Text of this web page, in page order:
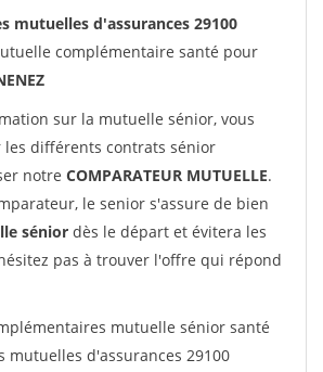
mutuelles d'assurances 29100
complémentaire santé pour
sur la mutuelle sénior, vous
les différents contrats sénior
notre COMPARATEUR MUTUELLE.
le senior s'assure de bien
sénior dès le départ et évitera les
pas à trouver l'offre qui répond
mutuelle sénior santé
mutuelles d'assurances 29100